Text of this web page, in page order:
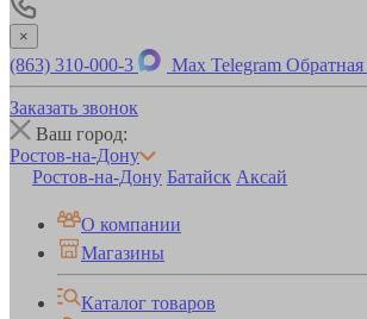
×
(863) 310-000-3 Max Telegram Обратная
Заказать звонок
Ваш город:
Ростов-на-Дону
Ростов-на-Дону Батайск Аксай
О компании
Магазины
Каталог товаров